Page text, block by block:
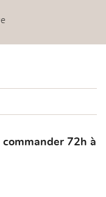
à tout moment en
72h à